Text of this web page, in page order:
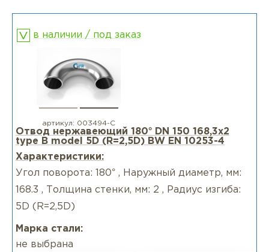
в наличии / под заказ
артикул: 003494-С
Отвод нержавеющий 180° DN 150 168,3x2
type B model 5D (R=2,5D) BW EN 10253-4
Характеристики:
Угол поворота: 180° , Наружный диаметр, мм:
168.3 , Толщина стенки, мм: 2 , Радиус изгиба:
5D (R=2,5D)
Марка стали:
не выбрана